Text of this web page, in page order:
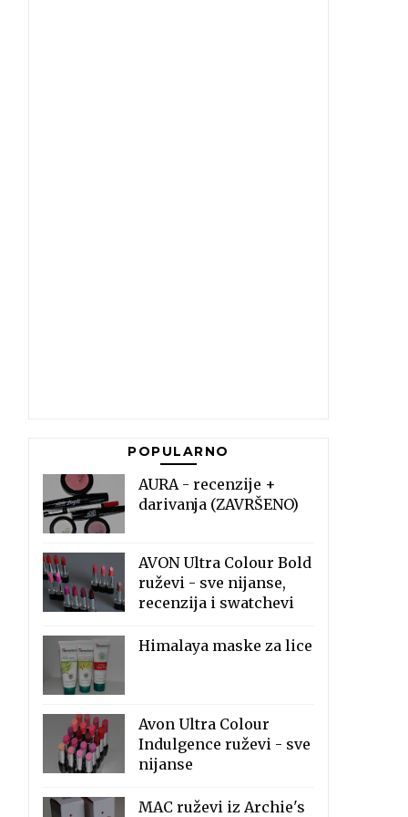
POPULARNO
AURA - recenzije +
darivanja (ZAVRŠENO)
AVON Ultra Colour Bold
ruževi - sve nijanse,
recenzija i swatchevi
Himalaya maske za lice
Avon Ultra Colour
Indulgence ruževi - sve
nijanse
MAC ruževi iz Archie's